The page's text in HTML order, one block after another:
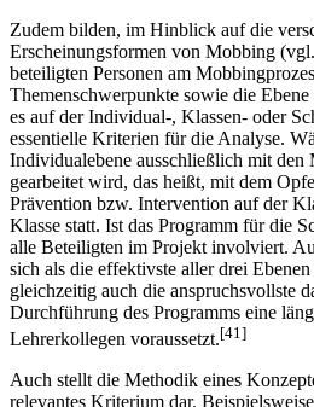
Zudem bilden, im Hinblick auf die
Erscheinungsformen von Mobbing
beteiligten Personen am
Themenschwerpunkte sowie die
es auf der Individual-, Klassen- oder
essentielle Kriterien für die Analyse.
Individualebene ausschließlich mit
gearbeitet wird, das heißt, mit dem
Prävention bzw. Intervention auf der
Klasse statt. Ist das Programm für die
alle Beteiligten im Projekt involviert.
sich als die effektivste aller drei
gleichzeitig auch die anspruchsvollste
Durchführung des Programms eine
Lehrerkollegen voraussetzt.[41]
Auch stellt die Methodik eines
relevantes Kriterium dar.